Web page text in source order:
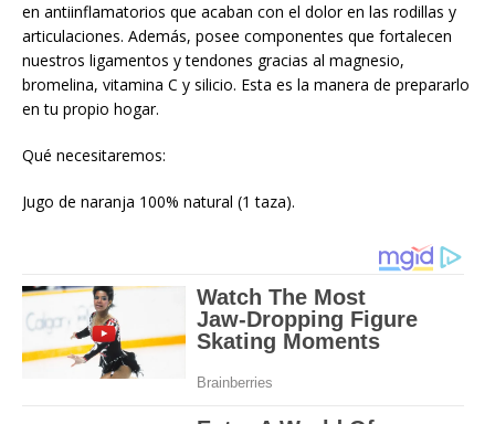
en antiinflamatorios que acaban con el dolor en las rodillas y
articulaciones. Además, posee componentes que fortalecen
nuestros ligamentos y tendones gracias al magnesio,
bromelina, vitamina C y silicio. Esta es la manera de prepararlo
en tu propio hogar.
Qué necesitaremos:
Jugo de naranja 100% natural (1 taza).